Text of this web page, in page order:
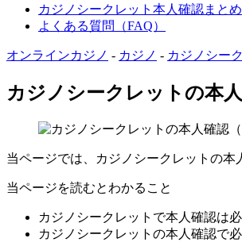
カジノシークレット本人確認まとめ
よくある質問（FAQ）
オンラインカジノ - カジノ - カジノシー
カジノシークレットの本
当ページでは、カジノシークレットの本
当ページを読むとわかること
カジノシークレットで本人確認は必
カジノシークレットの本人確認で